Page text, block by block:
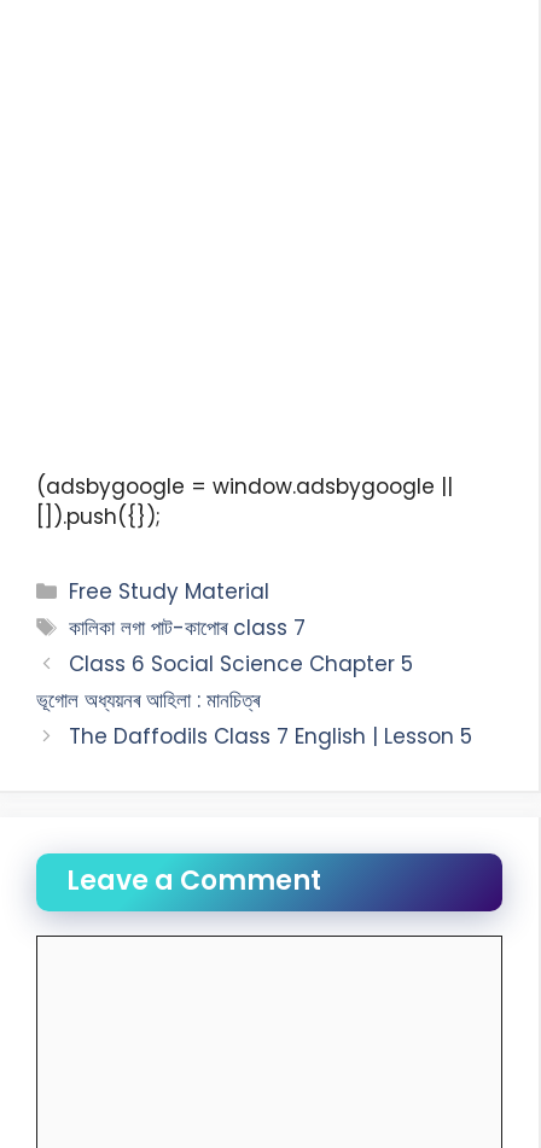
(adsbygoogle = window.adsbygoogle ||
[]).push({});
Free Study Material
কালিকা লগা পাট-কাপোৰ class 7
Class 6 Social Science Chapter 5
ভূগোল অধ্যয়নৰ আহিলা : মানচিত্ৰ
The Daffodils Class 7 English | Lesson 5
Leave a Comment